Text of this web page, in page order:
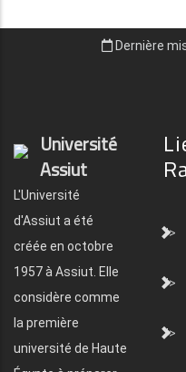
Dernière
Université
Assiut
L'Université
d'Assiut a été
créée en octobre
1957 à Assiut. Elle
considère comme
la première
université de Haute
">
">
">